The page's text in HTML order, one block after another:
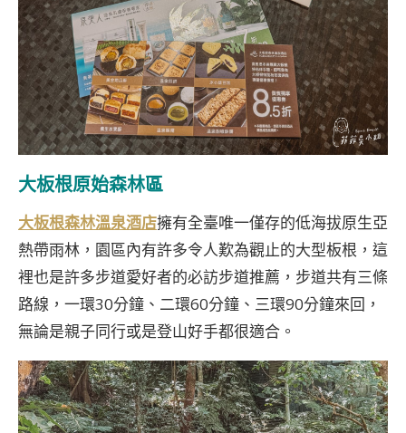
大板根原始森林區
大板根森林溫泉酒店擁有全臺唯一僅存的低海拔原生亞
熱帶雨林，園區內有許多令人歎為觀止的大型板根，這
裡也是許多步道愛好者的必訪步道推薦，步道共有三條
路線，一環30分鐘、二環60分鐘、三環90分鐘來回，
無論是親子同行或是登山好手都很適合。